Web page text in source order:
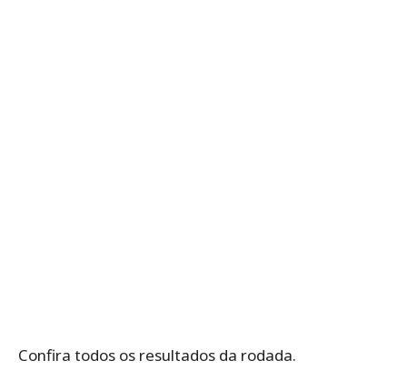
Confira todos os resultados da rodada.